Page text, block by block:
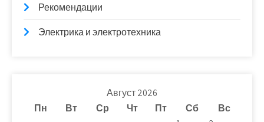
Рекомендации
Электрика и электротехника
Август 2026
Пн
Вт Ср Чт Пт Сб
Вс